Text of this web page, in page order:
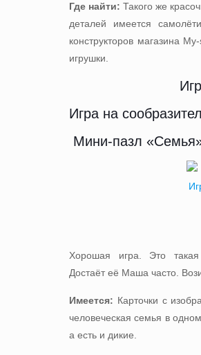
Где найти: Такого же
деталей имеется
конструкторов магазина
игрушки.
Игра на
Мини-пазл
Хорошая игра. Это такая
Достаёт её Маша часто.
Имеется: Карточки с
человеческая семья в
а есть и дикие.